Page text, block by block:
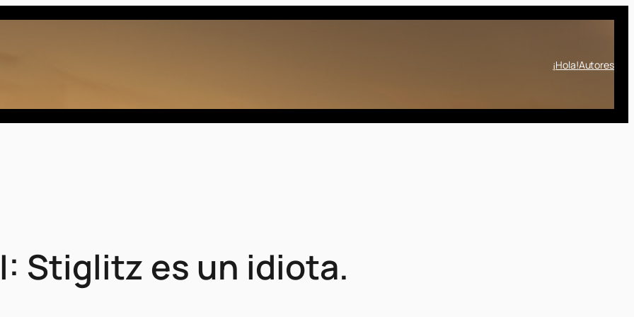
¡Hola!Autores
Stiglitz es un idiota.